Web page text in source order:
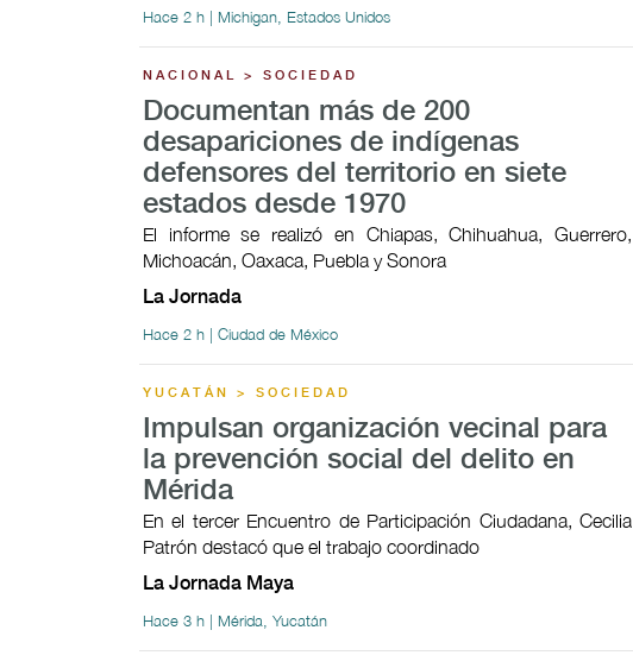
Hace 2 h | Michigan, Estados Unidos
NACIONAL > SOCIEDAD
Documentan más de 200
desapariciones de indígenas
defensores del territorio en siete
estados desde 1970
El informe se realizó en Chiapas, Chihuahua, Guerrero,
Michoacán, Oaxaca, Puebla y Sonora
La Jornada
Hace 2 h | Ciudad de México
YUCATÁN > SOCIEDAD
Impulsan organización vecinal para
la prevención social del delito en
Mérida
En el tercer Encuentro de Participación Ciudadana, Cecilia
Patrón destacó que el trabajo coordinado
La Jornada Maya
Hace 3 h | Mérida, Yucatán